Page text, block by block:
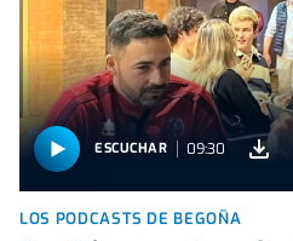
ESCUCHAR 09:30
LOS PODCASTS DE BEGOÑA